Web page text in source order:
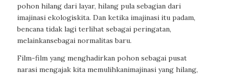
pohon hilang dari layar, hilangpula sebagian dari
imajinasi ekologiskita. Dan ketika imajinasi itu padam,
bencana tidak lagi terlihat sebagai peringatan,
melainkansebagai normalitas baru.
Film-film yang menghadirkan pohon sebagai pusat
narasi mengajak kita memulihkanimajinasiyang hilang,